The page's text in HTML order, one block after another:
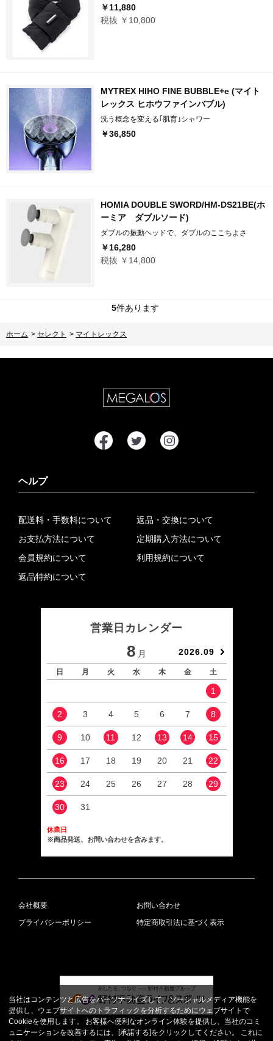
￥11,880
税抜 ￥10,800
MYTREX HIHO FINE BUBBLE+e (マイト
レックス ヒホウファインバブル)
洗う概念を変える｢肌育｣シャワー
￥36,850
HOMIA DOUBLE SWORD/HM-DS21BE(ホ
ーミア ダブルソード)
ダブルの振動ヘッドで、ダブルのここちよさ
￥16,280
税抜 ￥14,800
5件あります
ホーム > セレクト > マイトレックス
ヘルプ
配送料・手数料について
お支払方法について
会員規約について
返品特約について
返品・交換について
定期購入方法について
利用規約について
営業日カレンダー
8 月 2026.09
日 月 火 水 木 金 土
1
2 3 4 5 6 7 8
9 10 11 12 13 14 15
16 17 18 19 20 21 22
23 24 25 26 27 28 29
30 31
休業日
※商品発送、お問い合わせを含みます。
会社概要
お問い合わせ
プライバシーポリシー
特定商取引法に基づく表示
当社はコンテンツと広告をパーソナライズして、ソーシャルメディア機能を
提供し、ウェブサイトへのトラフィックを分析するためにウェブサイトで
Cookieを使用します。 お客様へ便利なオンライン体験を提供し、当社のコミ
ュニケーションを改善するには、[承諾する]をクリックしてください。 これに